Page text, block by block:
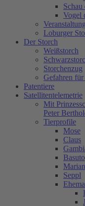
Vogel
Loburger
Der Storch
Weißstorch
Storchenzug
Gefahren für
Patentiere
Satellitentelemetrie
Mit
Peter
Tierprofile
Mose
Claus
Basuto
Seppl